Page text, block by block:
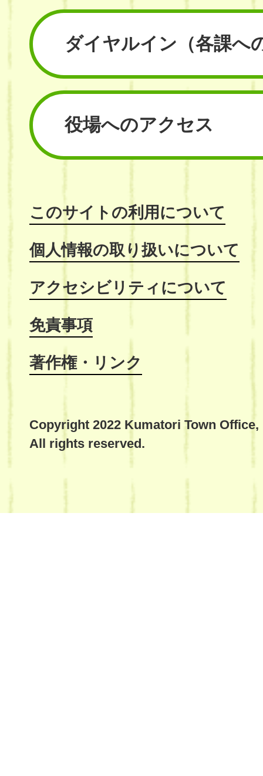
ダイヤルイン （各課へ
役場へのアクセス
このサイトの利用について
個人情報の取り扱いについて
アクセシビリティについて
免責事項
著作権・リンク
Copyright 2022 Kumatori Town Office,
All rights reserved.